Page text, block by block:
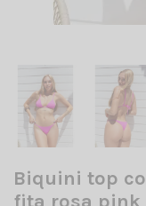
Biquini top